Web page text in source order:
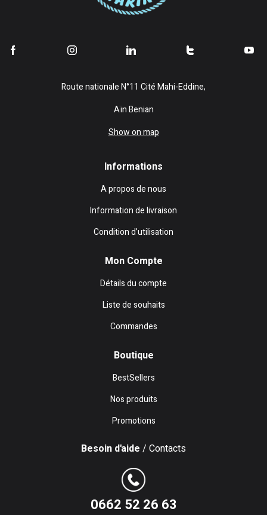
Route nationale N°11 Cité Mahi-Eddine,
Aïn Benian
Show on map
Informations
A propos de nous
Information de livraison
Condition d’utilisation
Mon Compte
Détails du compte
Liste de souhaits
Commandes
Boutique
BestSellers
Nos produits
Promotions
Besoin d'aide / Contacts
0662 52 26 63